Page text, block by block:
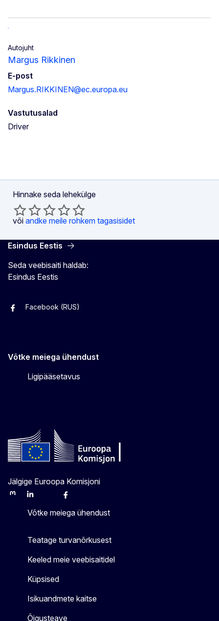
Autojuht
Margus Rikkinen
E-post
Margus.RIKKINEN@ec.europa.eu
Vastutusalad
Driver
Hinnake seda lehekülge
või andke meile rohkem tagasisidet
Esindus Eestis
Seda veebisaiti haldab:
Esindus Eestis
Facebook (EST)
Facebook (RUS)
Võtke meiega ühendust
Ligipääsetavus
Jälgige Euroopa Komisjoni
MastodonLinkedInBlueskyFacebook
Võtke meiega ühendust
Teatage turvanõrkusest
Keeled meie veebisaitidel
Küpsised
Isikuandmete kaitse
Õigusteave